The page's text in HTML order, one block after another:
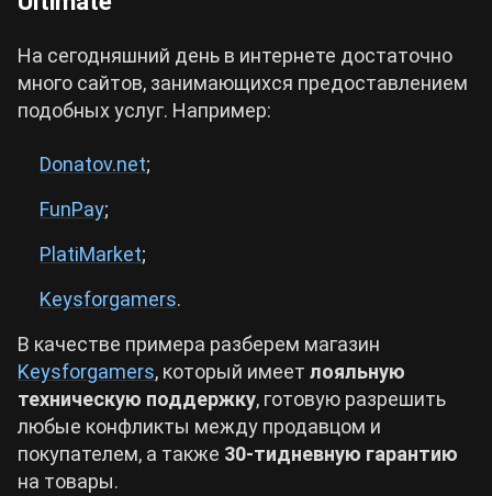
На сегодняшний день в интернете достаточно
много сайтов, занимающихся предоставлением
подобных услуг. Например:
Donatov.net;
FunPay;
PlatiMarket;
Keysforgamers.
В качестве примера разберем магазин
Keysforgamers, который имеет лояльную
техническую поддержку, готовую разрешить
любые конфликты между продавцом и
покупателем, а также 30-тидневную гарантию
на товары.